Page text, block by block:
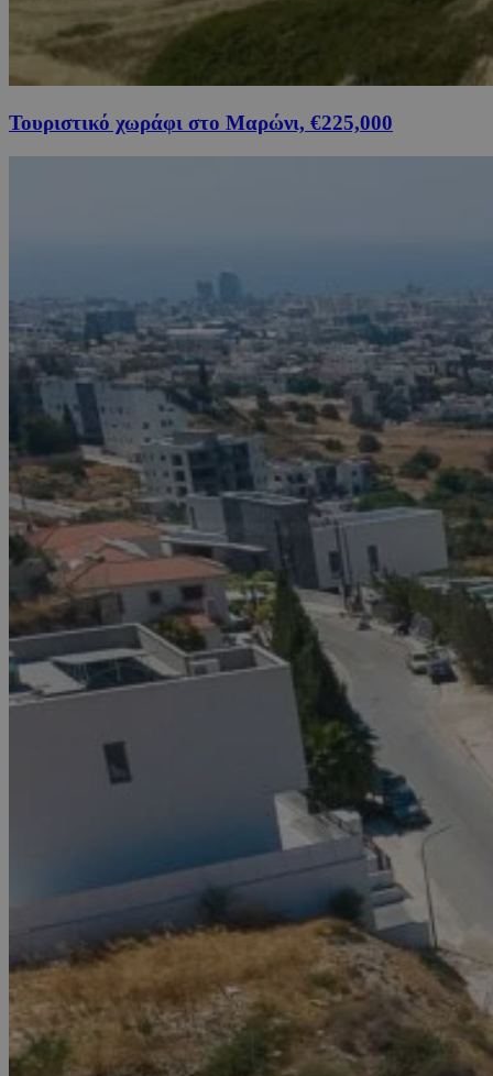
Τουριστικό χωράφι στο Μαρώνι, €225,000